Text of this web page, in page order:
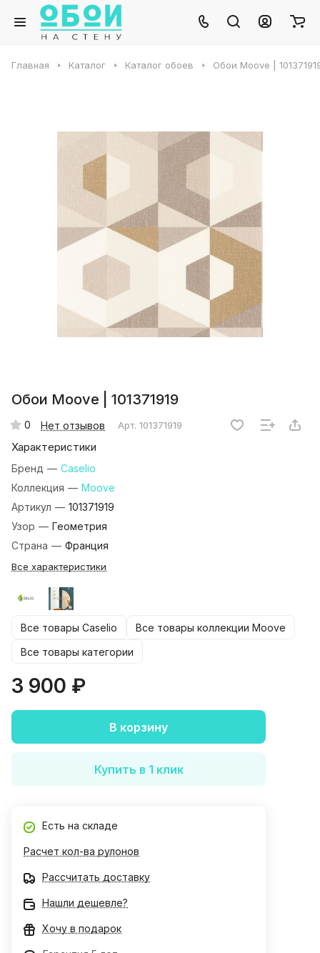
Главная Каталог Каталог обоев Обои Moove |
Обои Moove | 101371919
0 Нет отзывов Арт. 101371919
Характеристики
Бренд — Caselio
Коллекция — Moove
Артикул — 101371919
Узор — Геометрия
Страна — Франция
Все характеристики
Все товары Caselio
Все товары коллекции Moove
Все товары категории
3 900 ₽
В корзину
Купить в 1 клик
Есть на складе
Расчет кол-ва рулонов
Рассчитать доставку
Нашли дешевле?
Хочу в подарок